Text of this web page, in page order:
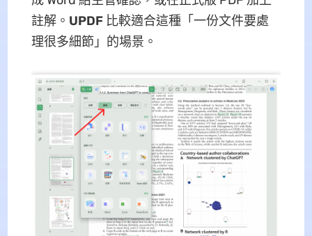
註解。 UPDF比較適合這種「一份文件要處
理很多細節」的場景。